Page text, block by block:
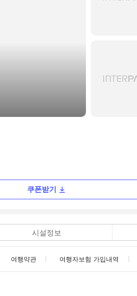
쿠폰받기
시설정보
여행약관 여행자보험 가입내역